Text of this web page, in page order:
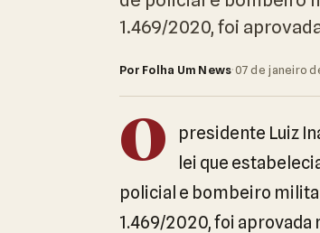
1.469/2020, foi
Por Folha Um News·07 de janeiro
O
presidente Luiz
lei que
policial e bombeiro
1.469/2020, foi aprovada